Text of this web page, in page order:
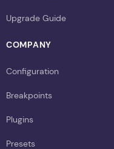
Upgrade Guide
COMPANY
Configuration
Breakpoints
Plugins
Presets